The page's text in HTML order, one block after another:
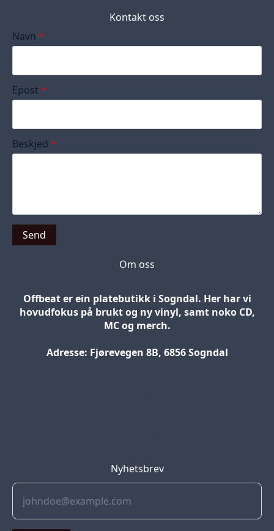
Kontakt oss
Navn *
Epost *
Beskjed *
Send
Om oss
Offbeat er ein platebutikk i Sogndal. Her har vi
hovudfokus på brukt og ny vinyl, samt noko CD,
MC og merch.
Adresse: Fjørevegen 8B, 6856 Sogndal
Nyhetsbrev